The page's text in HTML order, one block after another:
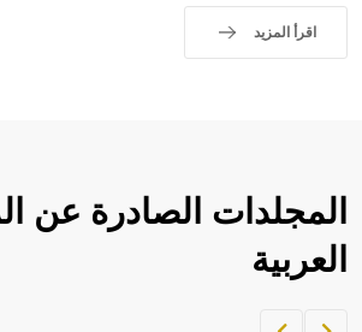
اقرأ المزيد
المجلدات الصادرة عن
العربية